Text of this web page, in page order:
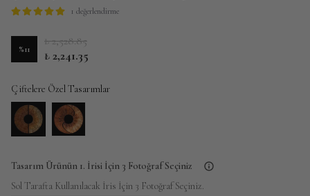
1 değerlendirme
%11
₺ 2,528.85
₺ 2,241.35
Çiftelere Özel Tasarımlar
Tasarım Ürünün 1. İrisi İçin 3 Fotoğraf Seçiniz
Sol Tarafta Kullanılacak İris İçin 3 Fotoğraf Seçiniz.